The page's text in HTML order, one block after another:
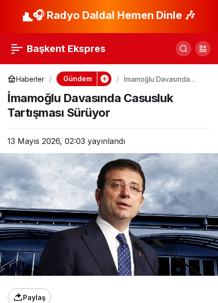
🎧 Radyo Daldal Hemen Dinle 🎶
Başkent Ekspres
Haberler Gündem
İmamoğlu Davasında
Sürüyor
İmamoğlu Davasında Casusluk
Tartışması Sürüyor
13 Mayıs 2026, 02:03 yayınlandı
Paylaş
İsrail’in Lübnan’a Paylaş